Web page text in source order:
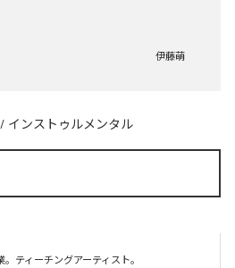
伊藤萌
/ インストゥルメンタル
ティーチングアーティスト。